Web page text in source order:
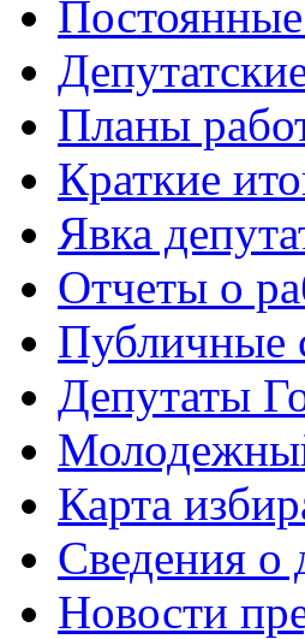
Планы
Краткие
Явка
Отчеты о
Публичные
Депутаты
Карта
Сведения о
Новости